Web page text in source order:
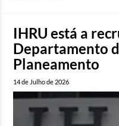
IHRU está a
Departamento
Planeamento
14 de Julho de 2026